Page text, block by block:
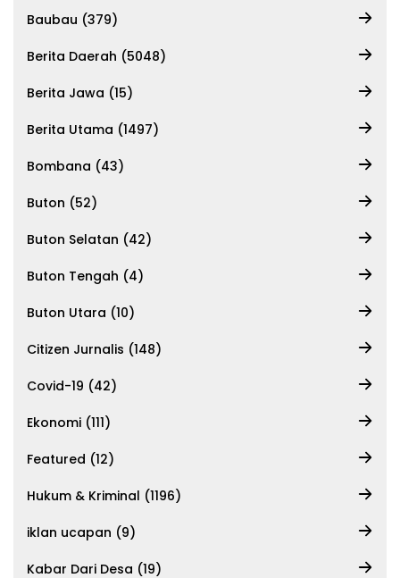
Baubau (379)
Berita Daerah (5048)
Berita Jawa (15)
Berita Utama (1497)
Bombana (43)
Buton (52)
Buton Selatan (42)
Buton Tengah (4)
Buton Utara (10)
Citizen Jurnalis (148)
Covid-19 (42)
Ekonomi (111)
Featured (12)
Hukum & Kriminal (1196)
iklan ucapan (9)
Kabar Dari Desa (19)